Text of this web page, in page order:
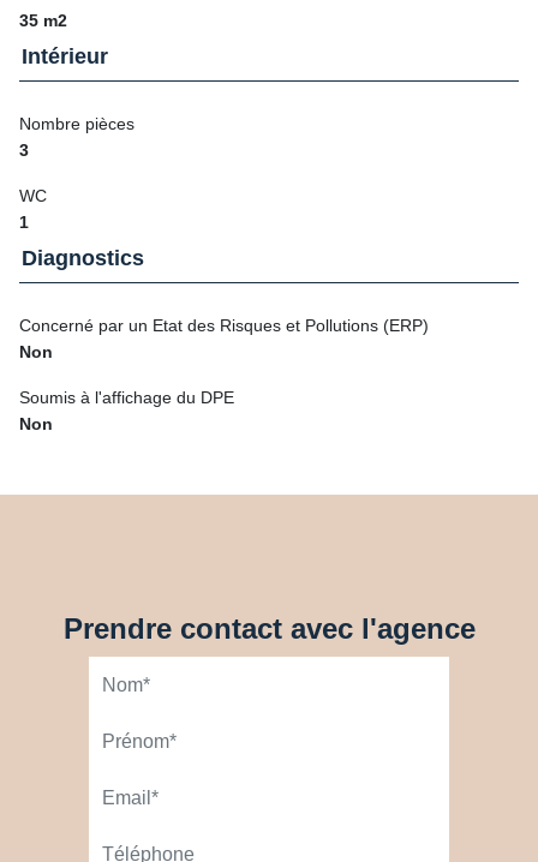
35 m2
Intérieur
Nombre pièces
3
WC
1
Diagnostics
Concerné par un Etat des Risques et Pollutions (ERP)
Non
Soumis à l'affichage du DPE
Non
Prendre contact avec l'agence